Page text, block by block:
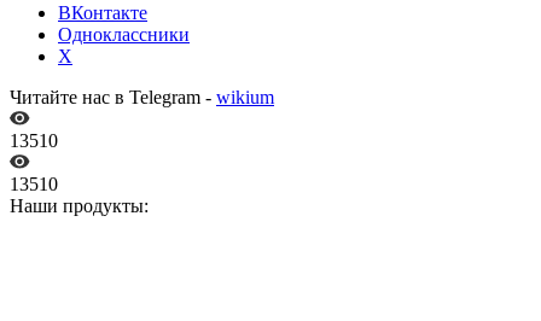
ВКонтакте
Одноклассники
X
Читайте нас в Telegram - wikium
13510
13510
Наши продукты: